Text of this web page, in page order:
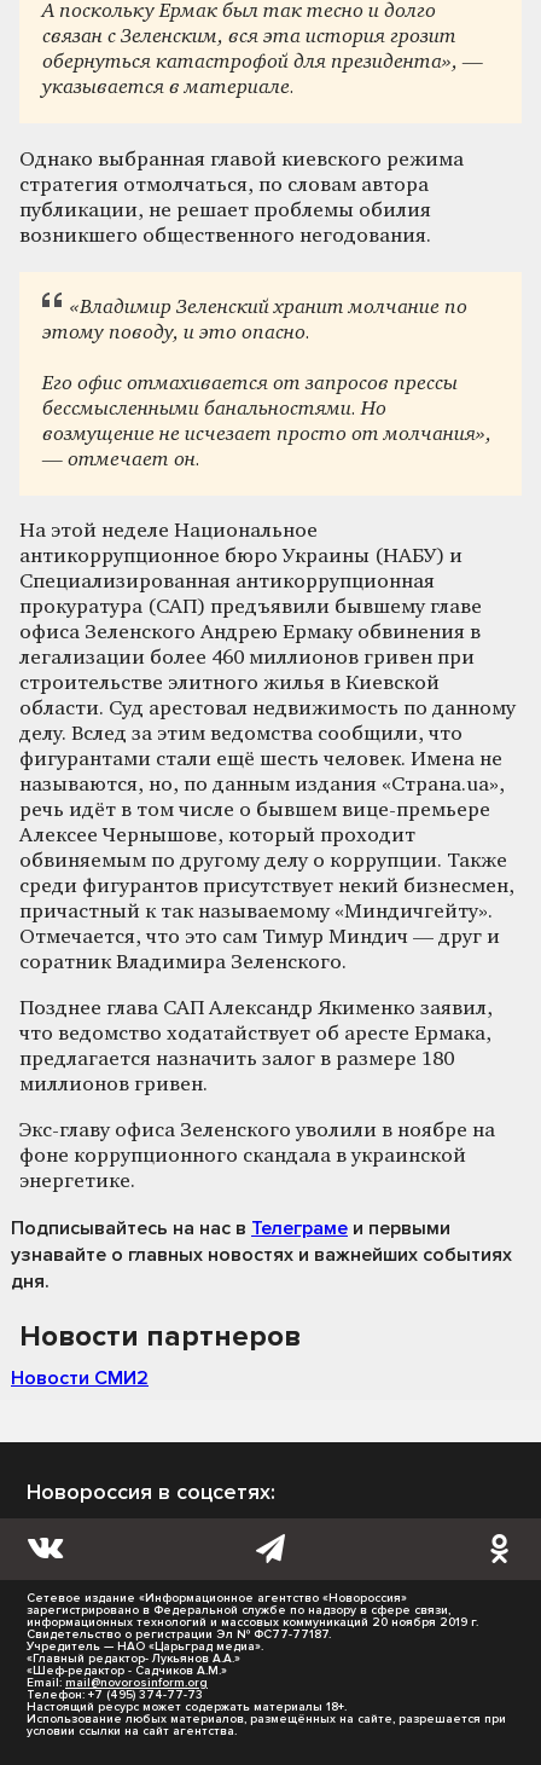
А поскольку Ермак был так тесно и долго
связан с Зеленским, вся эта история грозит
обернуться катастрофой для президента», —
указывается в материале.
Однако выбранная главой киевского режима
стратегия отмолчаться, по словам автора
публикации, не решает проблемы обилия
возникшего общественного негодования.
«Владимир Зеленский хранит молчание по
этому поводу, и это опасно.
Его офис отмахивается от запросов прессы
бессмысленными банальностями. Но
возмущение не исчезает просто от молчания»,
— отмечает он.
На этой неделе Национальное
антикоррупционное бюро Украины (НАБУ) и
Специализированная антикоррупционная
прокуратура (САП) предъявили бывшему главе
офиса Зеленского Андрею Ермаку обвинения в
легализации более 460 миллионов гривен при
строительстве элитного жилья в Киевской
области. Суд арестовал недвижимость по данному
делу. Вслед за этим ведомства сообщили, что
фигурантами стали ещё шесть человек. Имена не
называются, но, по данным издания «Страна.ua»,
речь идёт в том числе о бывшем вице-премьере
Алексее Чернышове, который проходит
обвиняемым по другому делу о коррупции. Также
среди фигурантов присутствует некий бизнесмен,
причастный к так называемому «Миндичгейту».
Отмечается, что это сам Тимур Миндич — друг и
соратник Владимира Зеленского.
Позднее глава САП Александр Якименко заявил,
что ведомство ходатайствует об аресте Ермака,
предлагается назначить залог в размере 180
миллионов гривен.
Экс-главу офиса Зеленского уволили в ноябре на
фоне коррупционного скандала в украинской
энергетике.
Подписывайтесь на нас в Телеграме и первыми
узнавайте о главных новостях и важнейших событиях
дня.
Новости партнеров
Новости СМИ2
Новороссия в соцсетях:
Сетевое издание «Информационное агентство «Новороссия»
зарегистрировано в Федеральной службе по надзору в сфере связи,
информационных технологий и массовых коммуникаций 20 ноября 2019 г.
Свидетельство о регистрации Эл № ФС77-77187.
Учредитель — НАО «Царьград медиа».
«Главный редактор- Лукьянов А.А.»
«Шеф-редактор - Садчиков А.М.»
Email: mail@novorosinform.org
Телефон: +7 (495) 374-77-73
Настоящий ресурс может содержать материалы 18+.
Использование любых материалов, размещённых на сайте, разрешается при
условии ссылки на сайт агентства.